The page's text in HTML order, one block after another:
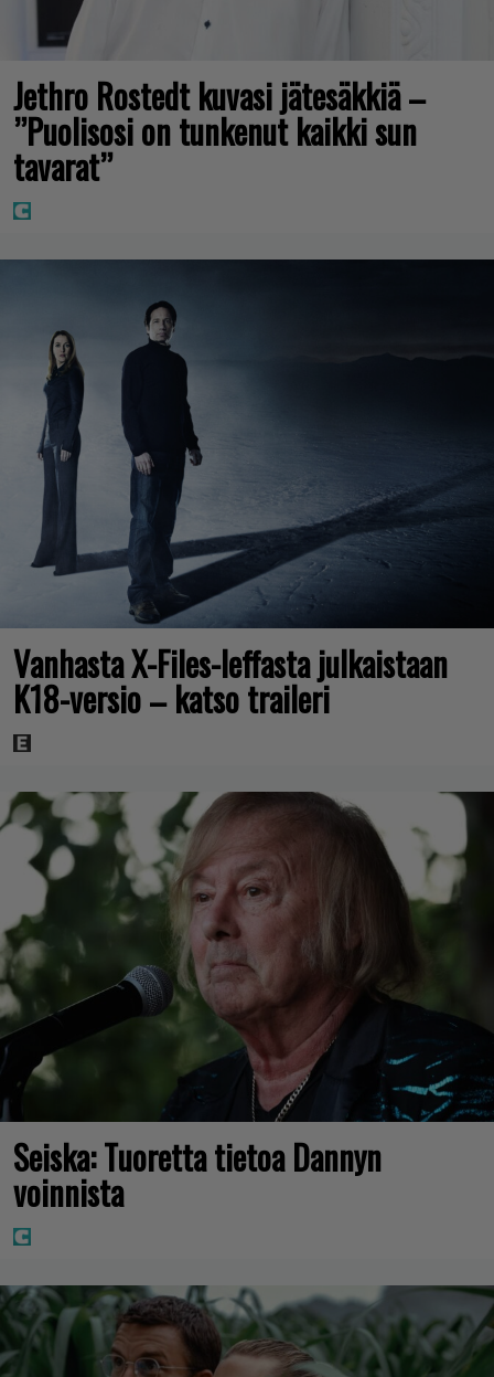
Jethro Rostedt kuvasi jätesäkkiä –
”Puolisosi on tunkenut kaikki sun
tavarat”
Vanhasta X-Files-leffasta julkaistaan
K18-versio – katso traileri
Seiska: Tuoretta tietoa Dannyn
voinnista